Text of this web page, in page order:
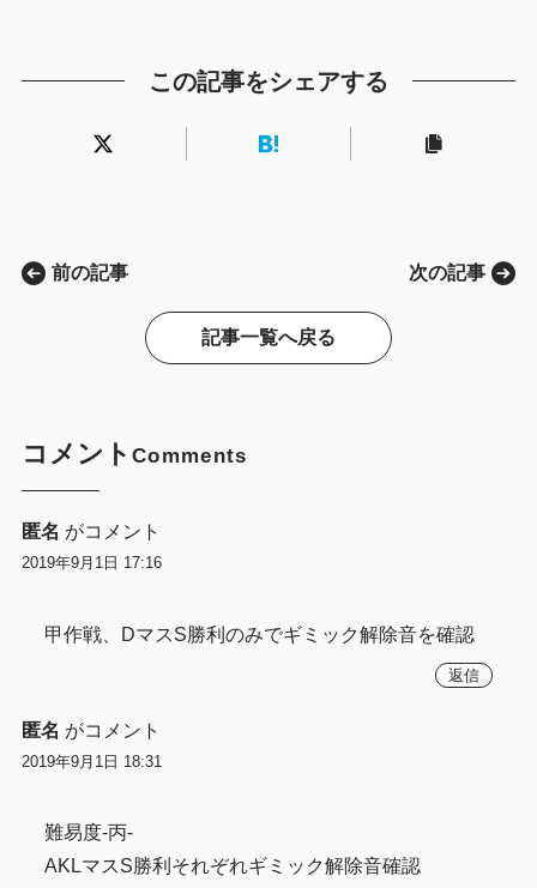
この記事をシェアする
前の記事
記事一覧へ戻る
次の記事
コメント Comments
匿名 がコメント
2019年9月1日 17:16
甲作戦、DマスS勝利のみでギミック解除音を確認
返信
匿名 がコメント
2019年9月1日 18:31
難易度-丙-
AKLマスS勝利それぞれギミック解除音確認